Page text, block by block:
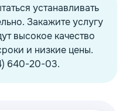
устанавливать
Закажите услугу
высокое качество
и низкие цены.
640-20-03.